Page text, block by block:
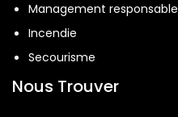
Management responsable
Incendie
Secourisme
Nous Trouver